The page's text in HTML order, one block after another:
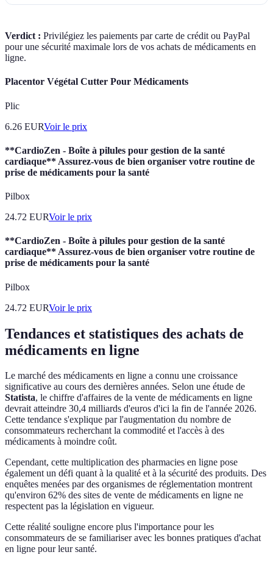
Verdict : Privilégiez les paiements par carte de crédit ou PayPal
pour une sécurité maximale lors de vos achats de médicaments en
ligne.
Placentor Végétal Cutter Pour Médicaments
Plic
6.26 EURVoir le prix
**CardioZen - Boîte à pilules pour gestion de la santé
cardiaque** Assurez-vous de bien organiser votre routine de
prise de médicaments pour la santé
Pilbox
24.72 EURVoir le prix
**CardioZen - Boîte à pilules pour gestion de la santé
cardiaque** Assurez-vous de bien organiser votre routine de
prise de médicaments pour la santé
Pilbox
24.72 EURVoir le prix
Tendances et statistiques des achats de
médicaments en ligne
Le marché des médicaments en ligne a connu une croissance
significative au cours des dernières années. Selon une étude de
Statista, le chiffre d'affaires de la vente de médicaments en ligne
devrait atteindre 30,4 milliards d'euros d'ici la fin de l'année 2026.
Cette tendance s'explique par l'augmentation du nombre de
consommateurs recherchant la commodité et l'accès à des
médicaments à moindre coût.
Cependant, cette multiplication des pharmacies en ligne pose
également un défi quant à la qualité et à la sécurité des produits. Des
enquêtes menées par des organismes de réglementation montrent
qu'environ 62% des sites de vente de médicaments en ligne ne
respectent pas la législation en vigueur.
Cette réalité souligne encore plus l'importance pour les
consommateurs de se familiariser avec les bonnes pratiques d'achat
en ligne pour leur santé.